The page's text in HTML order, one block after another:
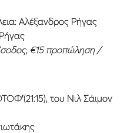
Αλέξανδρος Ρήγας
€15 προπώληση /
του Νιλ Σάιμον